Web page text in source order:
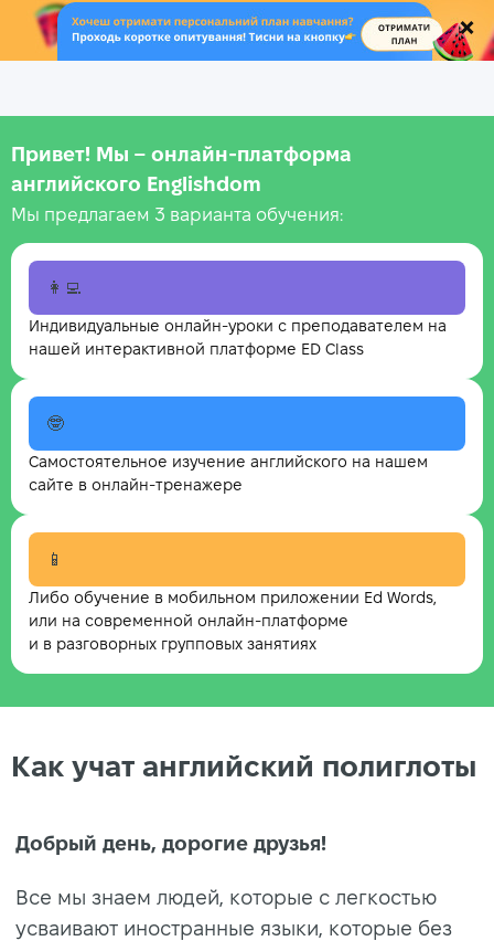
.
Привет! Мы – онлайн‑платформа
английского Englishdom
Мы предлагаем 3 варианта обучения:
👩‍💻
Индивидуальные онлайн-уроки с преподавателем на
нашей интерактивной платформе ED Class
🤓
Самостоятельное изучение английского на нашем
сайте в онлайн-тренажере
📱
Либо обучение в мобильном приложении Ed Words,
или на современной онлайн-платформе
и в разговорных групповых занятиях
Как учат английский полиглоты
Добрый день, дорогие друзья!
Все мы знаем людей, которые с легкостью
усваивают иностранные языки, которые без